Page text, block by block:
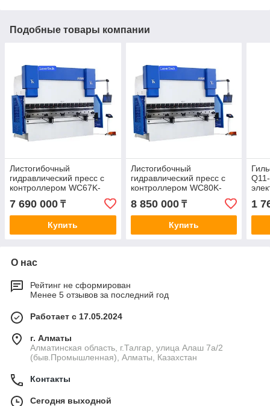
Подобные товары компании
Листогибочный
гидравлический пресс с
контроллером WC67K-
63T/2500 от Laser Tech в
Алматы и по всему
Казахстану
7 690 000 ₸
Купить
Листогибочный
гидравлический пресс с
контроллером WC80K-
80T/2500 от Laser Tech в
Алматы и по всему
Казахстану
8 850 000₸
Купить
1
О нас
Рейтинг не сформирован
Менее 5 отзывов за последний год
Работает с 17.05.2024
г. Алматы
Алматинская область, г.Талгар, улица Алаш 7а/2
(быв.Промышленная), Алматы, Казахстан
Контакты
Сегодня выходной